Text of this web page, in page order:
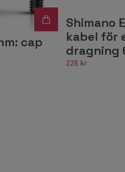
cap
Shimano
kabel för
dragning
228 kr